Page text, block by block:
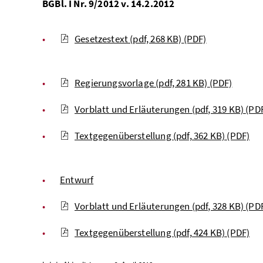
BGBl. I Nr. 9/2012 v. 14.2.2012
Gesetzestext (pdf, 268 KB) (PDF)
Regierungsvorlage (pdf, 281 KB) (PDF)
Vorblatt und Erläuterungen (pdf, 319 KB)
Textgegenüberstellung (pdf, 362 KB) (PDF)
Entwurf
Vorblatt und Erläuterungen (pdf, 328 KB)
Textgegenüberstellung (pdf, 424 KB) (PDF)